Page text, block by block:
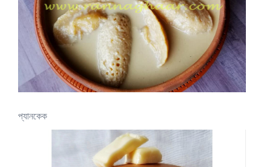
প্যানকেক